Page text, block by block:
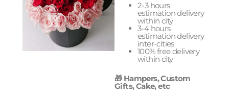
2-3 hours
estimation delivery
within city
3-4 hours
estimation delivery
inter-cities
100% free delivery
within city
🎁 Hampers, Custom
Gifts, Cake, etc